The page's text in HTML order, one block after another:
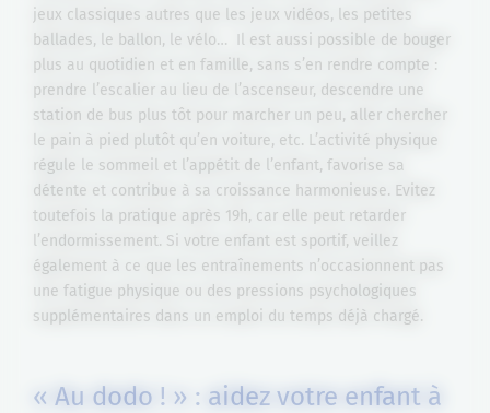
jeux classiques autres que les jeux vidéos, les petites
ballades, le ballon, le vélo… Il est aussi possible de bouger
plus au quotidien et en famille, sans s’en rendre compte :
prendre l’escalier au lieu de l’ascenseur, descendre une
station de bus plus tôt pour marcher un peu, aller chercher
le pain à pied plutôt qu’en voiture, etc. L’activité physique
régule le sommeil et l’appétit de l’enfant, favorise sa
détente et contribue à sa croissance harmonieuse. Evitez
toutefois la pratique après 19h, car elle peut retarder
l’endormissement. Si votre enfant est sportif, veillez
également à ce que les entraînements n’occasionnent pas
une fatigue physique ou des pressions psychologiques
supplémentaires dans un emploi du temps déjà chargé.
« Au dodo ! » : aidez votre enfant à